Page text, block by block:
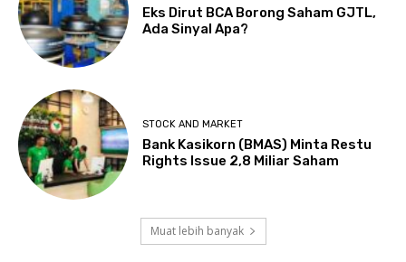
Eks Dirut BCA Borong Saham GJTL,
Ada Sinyal Apa?
STOCK AND MARKET
Bank Kasikorn (BMAS) Minta Restu
Rights Issue 2,8 Miliar Saham
Muat lebih banyak